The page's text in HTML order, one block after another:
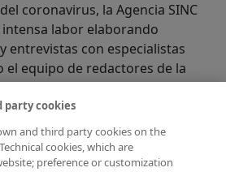
coronavirus, la Agencia SINC
labor elaborando
entrevistas con especialistas
el equipo de redactores de la
colaboradores periodistas y
crean cada día nuevo
terrible pandemia.
noticias científicas
party cookies
and third party cookies on the
cookies, which are
preference or customization